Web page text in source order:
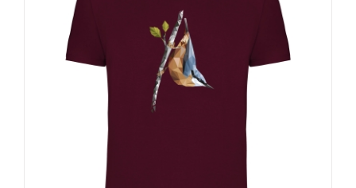
opciones
se
pueden
elegir
en
página